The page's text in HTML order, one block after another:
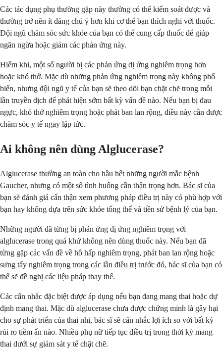
Các tác dụng phụ thường gặp này thường có thể kiểm soát được và
thường trở nên ít đáng chú ý hơn khi cơ thể bạn thích nghi với thuốc.
Đội ngũ chăm sóc sức khỏe của bạn có thể cung cấp thuốc để giúp
ngăn ngừa hoặc giảm các phản ứng này.
Hiếm khi, một số người bị các phản ứng dị ứng nghiêm trọng hơn
hoặc khó thở. Mặc dù những phản ứng nghiêm trọng này không phổ
biến, nhưng đội ngũ y tế của bạn sẽ theo dõi bạn chặt chẽ trong mỗi
lần truyền dịch để phát hiện sớm bất kỳ vấn đề nào. Nếu bạn bị đau
ngực, khó thở nghiêm trọng hoặc phát ban lan rộng, điều này cần được
chăm sóc y tế ngay lập tức.
Ai không nên dùng Alglucerase?
Alglucerase thường an toàn cho hầu hết những người mắc bệnh
Gaucher, nhưng có một số tình huống cần thận trọng hơn. Bác sĩ của
bạn sẽ đánh giá cẩn thận xem phương pháp điều trị này có phù hợp với
bạn hay không dựa trên sức khỏe tổng thể và tiền sử bệnh lý của bạn.
Những người đã từng bị phản ứng dị ứng nghiêm trọng với
alglucerase trong quá khứ không nên dùng thuốc này. Nếu bạn đã
từng gặp các vấn đề về hô hấp nghiêm trọng, phát ban lan rộng hoặc
sưng tấy nghiêm trọng trong các lần điều trị trước đó, bác sĩ của bạn có
thể sẽ đề nghị các liệu pháp thay thế.
Các cân nhắc đặc biệt được áp dụng nếu bạn đang mang thai hoặc dự
định mang thai. Mặc dù alglucerase chưa được chứng minh là gây hại
cho sự phát triển của thai nhi, bác sĩ sẽ cân nhắc lợi ích so với bất kỳ
rủi ro tiềm ẩn nào. Nhiều phụ nữ tiếp tục điều trị trong thời kỳ mang
thai dưới sự giám sát y tế chặt chẽ.